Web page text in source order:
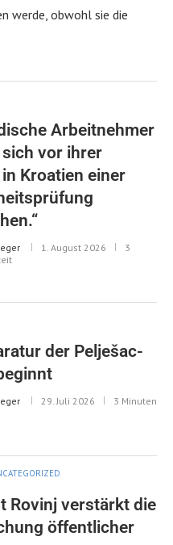
werde, obwohl sie die
Arbeitnehmer
vor ihrer
Kroatien einer
1. August 2026
3
der Pelješac-
29. Juli 2026
3 Minuten
Rovinj verstärkt die
öffentlicher